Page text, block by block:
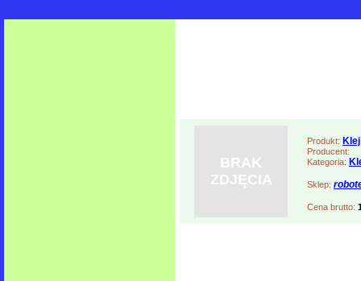
BRAK
ZDJĘCIA
Produkt:
Producent:
Kategoria:
Sklep:
Cena brutto: